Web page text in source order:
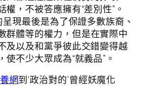
權，不被答應擁有“差別性”。
呈現最後是為了保證多數族裔、
群體等的權力，但是在實際中
及以及和黨爭彼此交錯變得越
使不少大眾成為“就義品”。
網到‘政治對的’曾經妖魔化